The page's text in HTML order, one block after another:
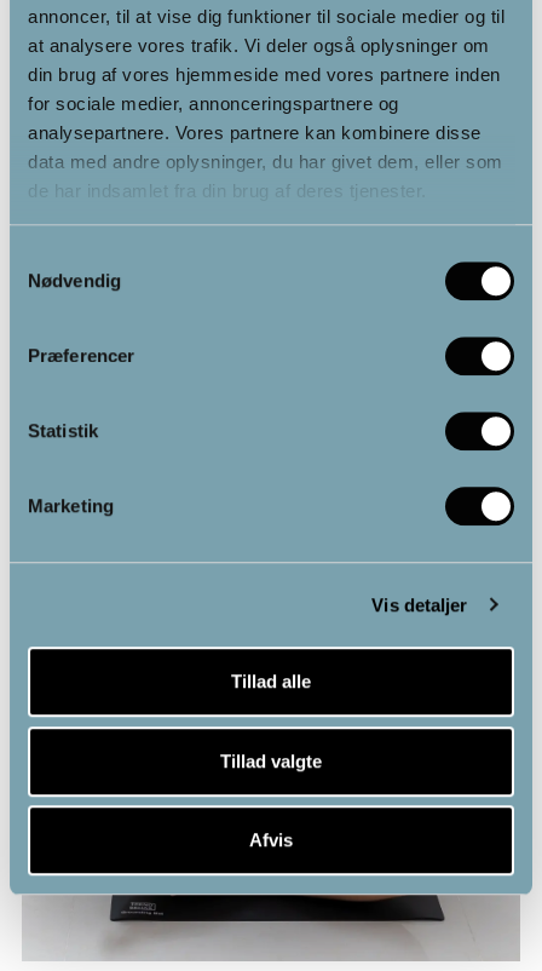
annoncer, til at vise dig funktioner til sociale medier og til
at analysere vores trafik. Vi deler også oplysninger om
din brug af vores hjemmeside med vores partnere inden
for sociale medier, annonceringspartnere og
analysepartnere. Vores partnere kan kombinere disse
data med andre oplysninger, du har givet dem, eller som
de har indsamlet fra din brug af deres tjenester.
Nødvendig
Præferencer
Statistik
Marketing
Vis detaljer
Tillad alle
Tillad valgte
Afvis
Hvem kan have gavn af en
jordingsmåtte?
uro. Den er også ideel, hvis du tilbringer mange timer
foran en computer og ønsker at reducere elektrostatisk
opladning i kroppen. Og måske vigtigst af alt – den er
perfekt for alle, der længes efter de beroligende og
skulle forlade hjemmet.